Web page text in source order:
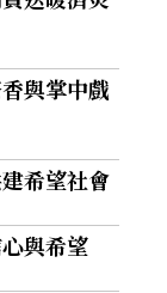
與掌中戲
希望社會
與希望